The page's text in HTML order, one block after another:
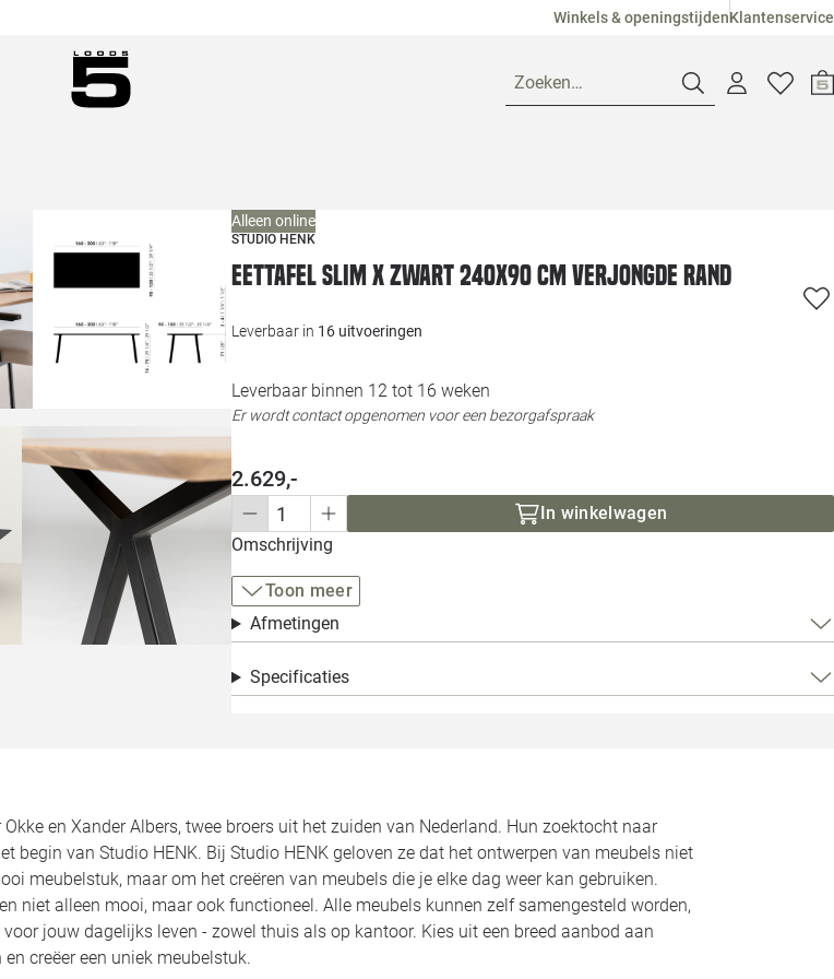
Winkels & openingstijdenKlantenservice
Zoeken…
Loods 5
Alle
Alleen online
STUDIO HENK
Eettafel Slim X zwart 240x90 cm verjongde rand
Leverbaar in 16 uitvoeringen
Leverbaar binnen 12 tot 16 weken
Er wordt contact opgenomen voor een bezorgafspraak
2.629,-
In winkelwagen
Omschrijving
Toon meer
Afmetingen
Specificaties
en Xander Albers, twee broers uit het zuiden van Nederland. Hun zoektocht naar
begin van Studio HENK. Bij Studio HENK geloven ze dat het ontwerpen van meubels niet
meubelstuk, maar om het creëren van meubels die je elke dag weer kan gebruiken.
niet alleen mooi, maar ook functioneel. Alle meubels kunnen zelf samengesteld worden,
jouw dagelijks leven - zowel thuis als op kantoor. Kies uit een breed aanbod aan
creëer een uniek meubelstuk.